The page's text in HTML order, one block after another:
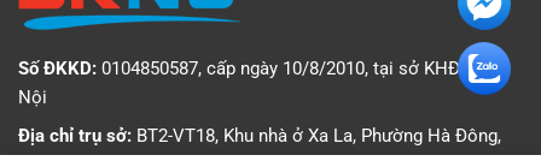
Số ĐKKD: 0104850587, cấp ngày 10/8/2010, tại sở KHĐT Hà
Nội
Địa chỉ trụ sở: BT2-VT18, Khu nhà ở Xa La, Phường Hà Đông,